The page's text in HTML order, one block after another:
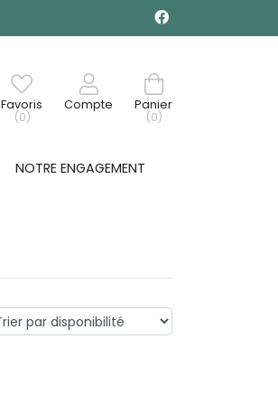
Favoris
(0)
Compte
Panier
(0)
NOTRE ENGAGEMENT